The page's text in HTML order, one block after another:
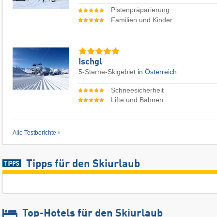
Pistenpräparierung
Familien und Kinder
Ischgl
5-Sterne-Skigebiet in Österreich
Schneesicherheit
Lifte und Bahnen
Alle Testberichte
Tipps für den Skiurlaub
Top-Hotels für den Skiurlaub